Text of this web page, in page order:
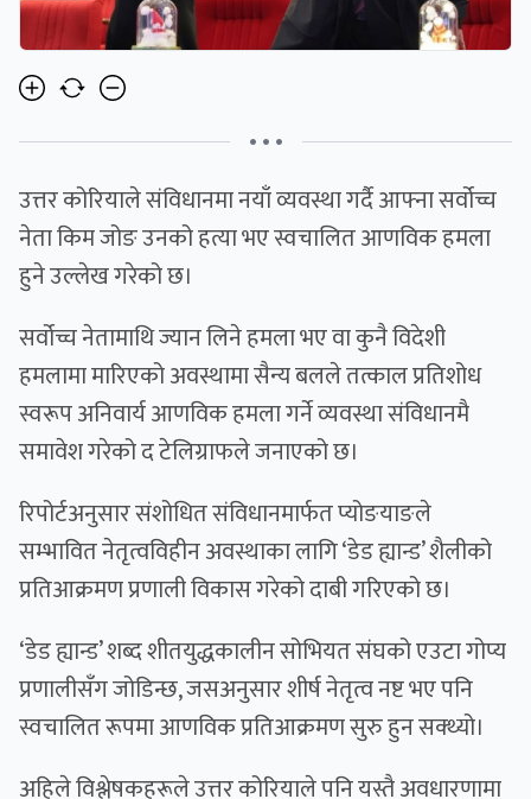
• • •
उत्तर कोरियाले संविधानमा नयाँ व्यवस्था गर्दै आफ्ना सर्वोच्च
नेता किम जोङ उनको हत्या भए स्वचालित आणविक हमला
हुने उल्लेख गरेको छ।
सर्वोच्च नेतामाथि ज्यान लिने हमला भए वा कुनै विदेशी
हमलामा मारिएको अवस्थामा सैन्य बलले तत्काल प्रतिशोध
स्वरूप अनिवार्य आणविक हमला गर्ने व्यवस्था संविधानमै
समावेश गरेको द टेलिग्राफले जनाएको छ।
रिपोर्टअनुसार संशोधित संविधानमार्फत प्योङयाङले
सम्भावित नेतृत्वविहीन अवस्थाका लागि ‘डेड ह्यान्ड’ शैलीको
प्रतिआक्रमण प्रणाली विकास गरेको दाबी गरिएको छ।
‘डेड ह्यान्ड’ शब्द शीतयुद्धकालीन सोभियत संघको एउटा गोप्य
प्रणालीसँग जोडिन्छ, जसअनुसार शीर्ष नेतृत्व नष्ट भए पनि
स्वचालित रूपमा आणविक प्रतिआक्रमण सुरु हुन सक्थ्यो।
अहिले विश्लेषकहरूले उत्तर कोरियाले पनि यस्तै अवधारणामा